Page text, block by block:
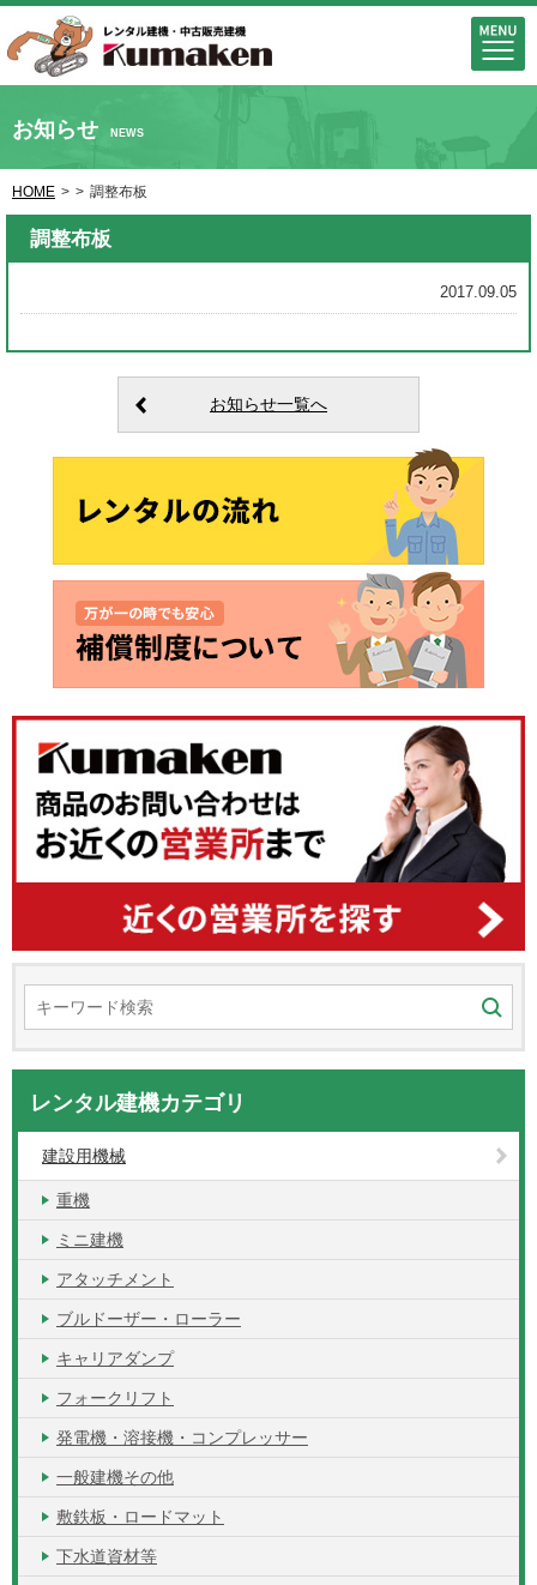
お知らせ NEWS
HOME > > 調整布板
調整布板
2017.09.05
お知らせ一覧へ
レンタル建機カテゴリ
建設用機械
重機
ミニ建機
アタッチメント
ブルドーザー・ローラー
キャリアダンプ
フォークリフト
発電機・溶接機・コンプレッサー
一般建機その他
敷鉄板・ロードマット
下水道資材等